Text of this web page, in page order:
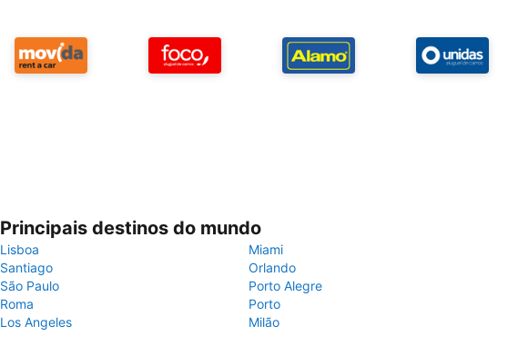
Principais destinos do mundo
Lisboa
Miami
Santiago
Orlando
São Paulo
Porto Alegre
Roma
Porto
Los Angeles
Milão